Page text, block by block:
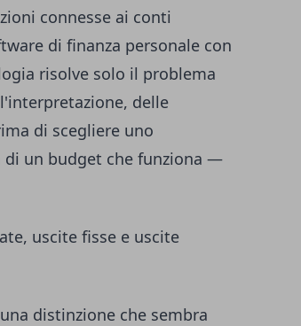
connesse ai conti
di finanza personale con
risolve solo il problema
delle
di scegliere uno
un budget che funziona —
uscite fisse e uscite
distinzione che sembra